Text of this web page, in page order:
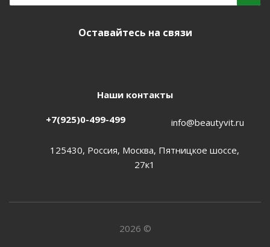
Оставайтесь на связи
Наши контакты
+7(925)0-499-499 info@beautyvit.ru
125430, Россия, Москва, Пятницкое шоссе,
27к1
2026 ©